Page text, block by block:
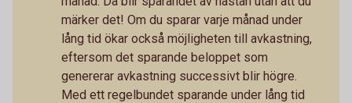
märker det! Om du sparar varje månad under
lång tid ökar också möjligheten till avkastning,
eftersom det sparande beloppet som
genererar avkastning successivt blir högre.
Med ett regelbundet sparande under lång tid